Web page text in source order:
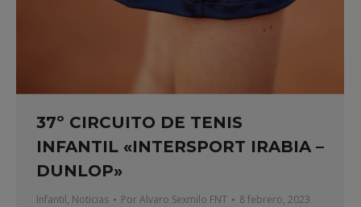
37º CIRCUITO DE TENIS
INFANTIL «INTERSPORT IRABIA –
DUNLOP»
Infantil, Noticias PorAlvaro Sexmilo FNT 8 febrero, 2023